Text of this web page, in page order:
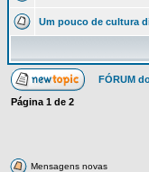
Um pouco de cultura
FÓRUM
Página 1 de 2
Mensagens novas